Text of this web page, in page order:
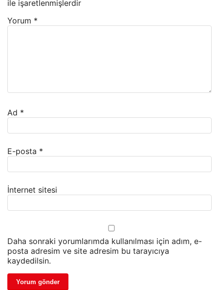
ile işaretlenmişlerdir
Yorum *
Ad *
E-posta *
İnternet sitesi
Daha sonraki yorumlarımda kullanılması için adım, e-
posta adresim ve site adresim bu tarayıcıya
kaydedilsin.